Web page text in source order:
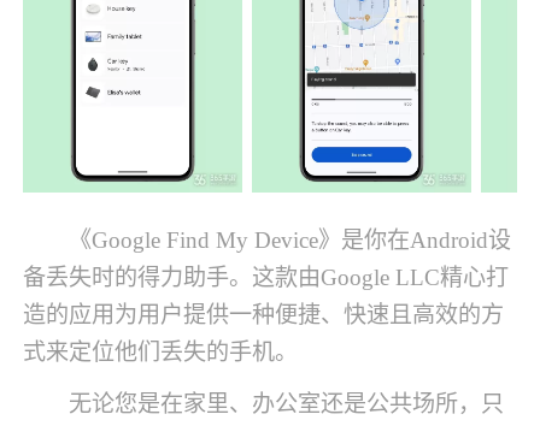
《Google Find My Device》是你在Android设
备丢失时的得力助手。这款由Google LLC精心打
造的应用为用户提供一种便捷、快速且高效的方
式来定位他们丢失的手机。
无论您是在家里、办公室还是公共场所，只